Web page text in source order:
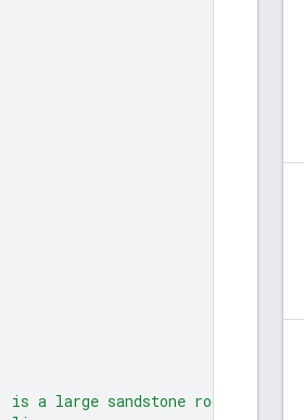
a large sandstone rock